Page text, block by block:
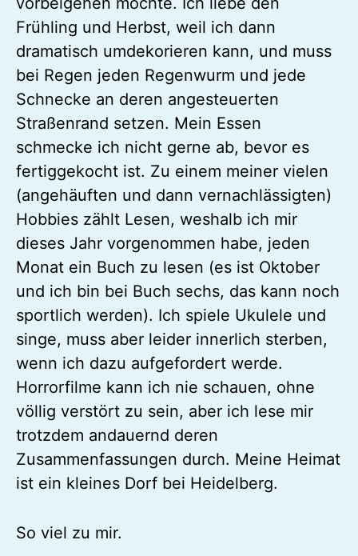
Frühling und Herbst, weil ich dann
dramatisch umdekorieren kann, und muss
bei Regen jeden Regenwurm und jede
Schnecke an deren angesteuerten
Straßenrand setzen. Mein Essen
schmecke ich nicht gerne ab, bevor es
fertiggekocht ist. Zu einem meiner vielen
(angehäuften und dann vernachlässigten)
Hobbies zählt Lesen, weshalb ich mir
dieses Jahr vorgenommen habe, jeden
Monat ein Buch zu lesen (es ist Oktober
und ich bin bei Buch sechs, das kann noch
sportlich werden). Ich spiele Ukulele und
singe, muss aber leider innerlich sterben,
wenn ich dazu aufgefordert werde.
Horrorfilme kann ich nie schauen, ohne
völlig verstört zu sein, aber ich lese mir
trotzdem andauernd deren
Zusammenfassungen durch. Meine Heimat
ist ein kleines Dorf bei Heidelberg.
So viel zu mir.